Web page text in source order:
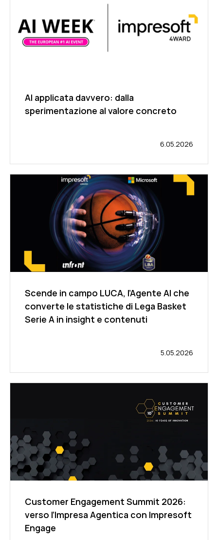
AI applicata davvero: dalla
sperimentazione al valore concreto
6.05.2026
Scende in campo LUCA, l’Agente AI che
converte le statistiche di Lega Basket
Serie A in insight e contenuti
5.05.2026
Customer Engagement Summit 2026:
verso l’Impresa Agentica con Impresoft
Engage